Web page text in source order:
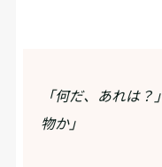
「何だ、あれは
物か」